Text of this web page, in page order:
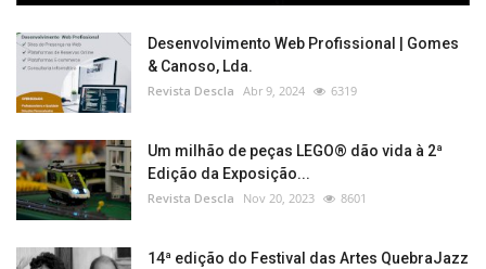
Desenvolvimento Web Profissional | Gomes
& Canoso, Lda.
Revista Descla Abr 9, 2024 6319
Um milhão de peças LEGO® dão vida à 2ª
Edição da Exposição...
Revista Descla Nov 20, 2023 8601
14ª edição do Festival das Artes QuebraJazz